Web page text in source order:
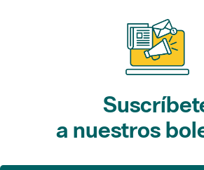
a nuestros